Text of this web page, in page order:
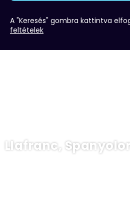
Llafranc,
A "Keresés" gombra kattintva
feltételek